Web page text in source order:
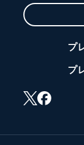
プ
プ